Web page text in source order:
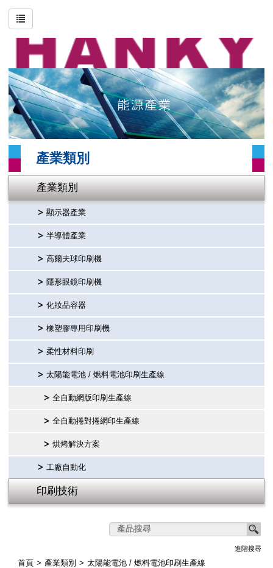
產業類別
產業類別
顯示器產業
半導體產業
高爾夫球印刷機
隱形眼鏡印刷機
化妝品容器
橡塑膠專用印刷機
柔性材料印刷
太陽能電池 / 燃料電池印刷生產線
全自動網版印刷生產線
全自動捲對捲網印生產線
烘烤解決方案
工廠自動化
印刷技術
進階搜尋
首頁 產業類別
太陽能電池 / 燃料電池印刷生產線
進階搜尋
關於恒基
印刷技術
產業類別
聯絡我們
網站地圖
English
简体中文